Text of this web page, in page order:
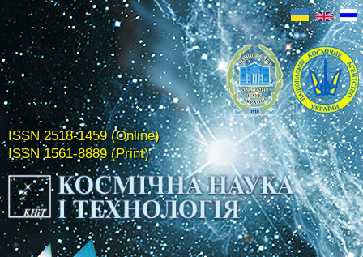
ISSN 2518-1459 (Online)
ISSN 1561-8889 (Print)